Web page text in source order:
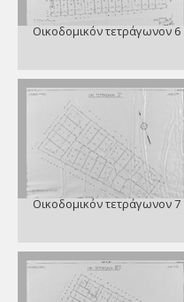
Οικοδομικόν τετράγωνον 6
Οικοδομικόν τετράγωνον 7